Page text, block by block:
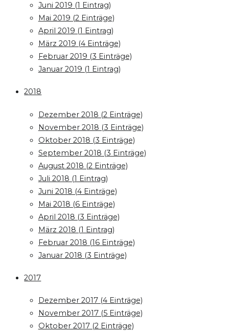
Juni 2019 (1 Eintrag)
Mai 2019 (2 Einträge)
April 2019 (1 Eintrag)
März 2019 (4 Einträge)
Februar 2019 (3 Einträge)
Januar 2019 (1 Eintrag)
2018
Dezember 2018 (2 Einträge)
November 2018 (3 Einträge)
Oktober 2018 (3 Einträge)
September 2018 (3 Einträge)
August 2018 (2 Einträge)
Juli 2018 (1 Eintrag)
Juni 2018 (4 Einträge)
Mai 2018 (6 Einträge)
April 2018 (3 Einträge)
März 2018 (1 Eintrag)
Februar 2018 (16 Einträge)
Januar 2018 (3 Einträge)
2017
Dezember 2017 (4 Einträge)
November 2017 (5 Einträge)
Oktober 2017 (2 Einträge)